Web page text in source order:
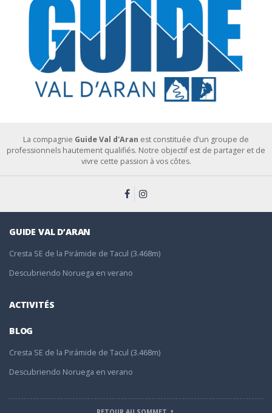
La compagnie Guide Val d'Aran est constituée d’un groupe de
professionnels hautement qualifiés. Notre objectif est de partager et de
vivre cette passion à vos côtes.
GUIDE VAL D’ARAN
Cresta SE de la Pirámide de Tacul (3.468m)
Descubriendo Noruega en verano
ACTIVITÉS
BLOG
Cresta SE de la Pirámide de Tacul (3.468m)
Descubriendo Noruega en verano